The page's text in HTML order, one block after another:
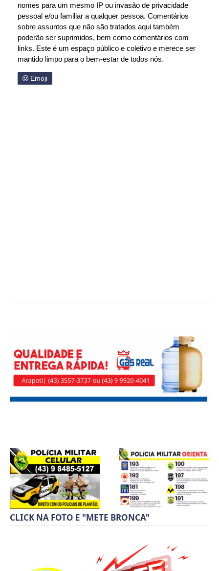
nomes para um mesmo IP ou invasão de privacidade
pessoal e/ou familiar a qualquer pessoa. Comentários
sobre assuntos que não são tratados aqui também
poderão ser suprimidos, bem como comentários com
links. Este é um espaço público e coletivo e merece ser
mantido limpo para o bem-estar de todos nós.
Emoji
CLICK NA FOTO E "METE BRONCA"